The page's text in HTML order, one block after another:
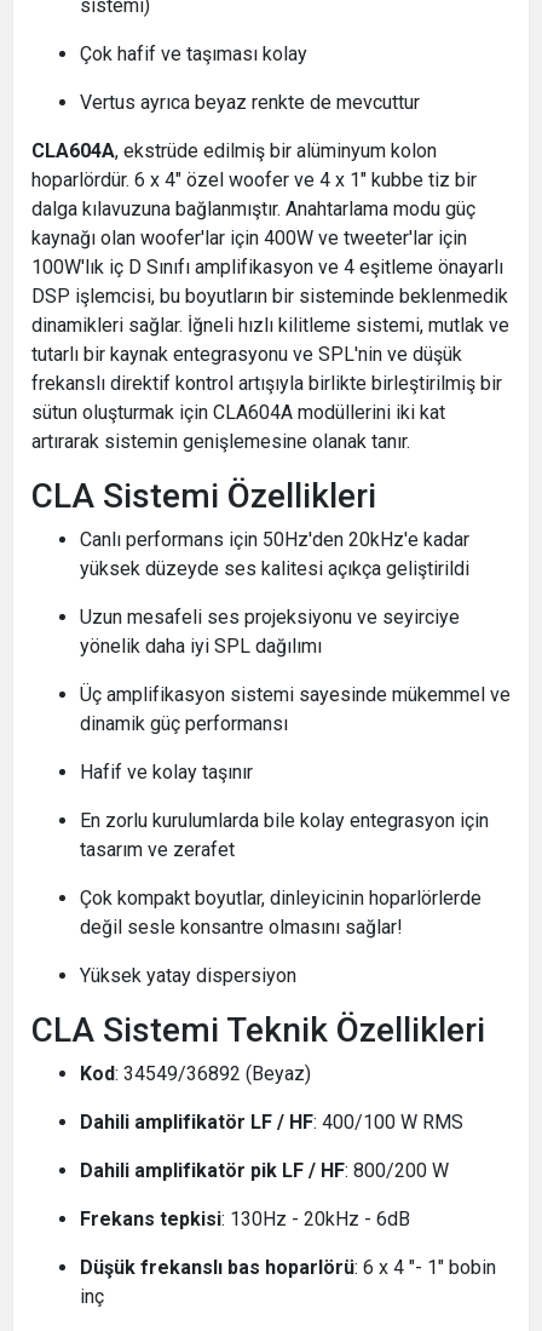
sistemi)
Çok hafif ve taşıması kolay
Vertus ayrıca beyaz renkte de mevcuttur
CLA604A, ekstrüde edilmiş bir alüminyum kolon
hoparlördür. 6 x 4" özel woofer ve 4 x 1" kubbe tiz bir
dalga kılavuzuna bağlanmıştır. Anahtarlama modu güç
kaynağı olan woofer'lar için 400W ve tweeter'lar için
100W'lık iç D Sınıfı amplifikasyon ve 4 eşitleme önayarlı
DSP işlemcisi, bu boyutların bir sisteminde beklenmedik
dinamikleri sağlar. İğneli hızlı kilitleme sistemi, mutlak ve
tutarlı bir kaynak entegrasyonu ve SPL'nin ve düşük
frekanslı direktif kontrol artışıyla birlikte birleştirilmiş bir
sütun oluşturmak için CLA604A modüllerini iki kat
artırarak sistemin genişlemesine olanak tanır.
CLA Sistemi Özellikleri
Canlı performans için 50Hz'den 20kHz'e kadar
yüksek düzeyde ses kalitesi açıkça geliştirildi
Uzun mesafeli ses projeksiyonu ve seyirciye
yönelik daha iyi SPL dağılımı
Üç amplifikasyon sistemi sayesinde mükemmel ve
dinamik güç performansı
Hafif ve kolay taşınır
En zorlu kurulumlarda bile kolay entegrasyon için
tasarım ve zerafet
Çok kompakt boyutlar, dinleyicinin hoparlörlerde
değil sesle konsantre olmasını sağlar!
Yüksek yatay dispersiyon
CLA Sistemi Teknik Özellikleri
Kod: 34549/36892 (Beyaz)
Dahili amplifikatör LF / HF: 400/100 W RMS
Dahili amplifikatör pik LF / HF: 800/200 W
Frekans tepkisi: 130Hz - 20kHz - 6dB
Düşük frekanslı bas hoparlörü: 6 x 4 "- 1" bobin
inç